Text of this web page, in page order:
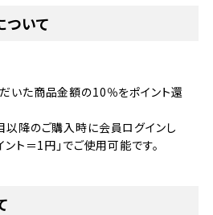
ついて
いた商品金額の10％をポイント還
以降のご購入時に会員ログインし
ント＝1円」でご使用可能です。